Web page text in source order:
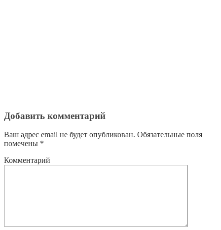
Добавить комментарий
Ваш адрес email не будет опубликован. Обязательные поля
помечены *
Комментарий